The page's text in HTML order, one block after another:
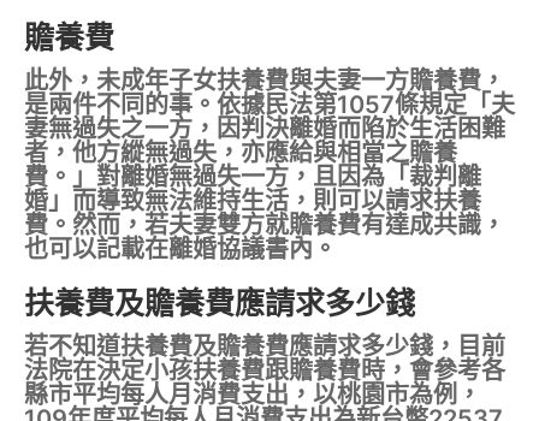
贍養費
此外，未成年子女扶養費與夫妻一方贍養費，
是兩件不同的事。依據民法第1057條規定「夫
妻無過失之一方，因判決離婚而陷於生活困難
者，他方縱無過失，亦應給與相當之贍養
費。」對離婚無過失一方，且因為「裁判離
婚」而導致無法維持生活，則可以請求扶養
費。然而，若夫妻雙方就贍養費有達成共識，
也可以記載在離婚協議書內。
扶養費及贍養費應請求多少錢
若不知道扶養費及贍養費應請求多少錢，目前
法院在決定小孩扶養費跟贍養費時，會參考各
縣市平均每人月消費支出，以桃園市為例，